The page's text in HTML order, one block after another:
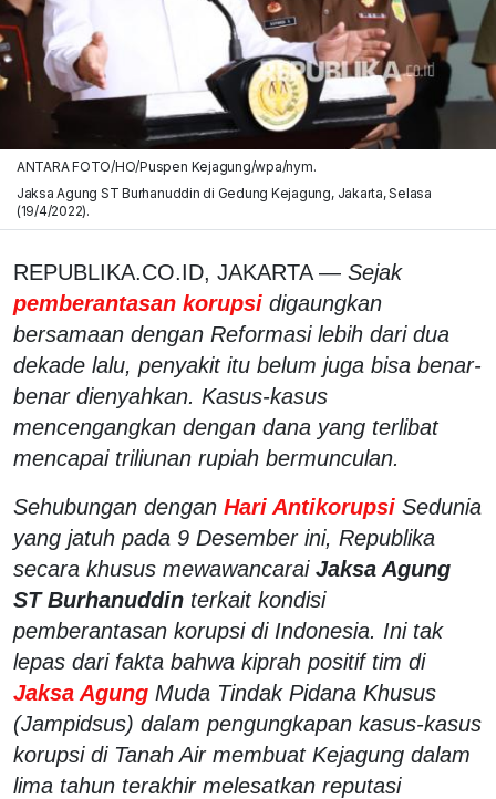
ANTARA FOTO/HO/Puspen Kejagung/wpa/nym.
Jaksa Agung ST Burhanuddin di Gedung Kejagung, Jakarta, Selasa
(19/4/2022).
REPUBLIKA.CO.ID, JAKARTA — Sejak
pemberantasan korupsi digaungkan
bersamaan dengan Reformasi lebih dari dua
dekade lalu, penyakit itu belum juga bisa benar-
benar dienyahkan. Kasus-kasus
mencengangkan dengan dana yang terlibat
mencapai triliunan rupiah bermunculan.
Sehubungan dengan Hari Antikorupsi Sedunia
yang jatuh pada 9 Desember ini, Republika
secara khusus mewawancarai Jaksa Agung
ST Burhanuddin terkait kondisi
pemberantasan korupsi di Indonesia. Ini tak
lepas dari fakta bahwa kiprah positif tim di
Jaksa Agung Muda Tindak Pidana Khusus
(Jampidsus) dalam pengungkapan kasus-kasus
korupsi di Tanah Air membuat Kejagung dalam
lima tahun terakhir melesatkan reputasi